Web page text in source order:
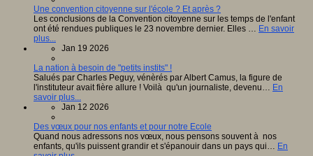
Une convention citoyenne sur l'école ? Et après ?
Les conclusions de la Convention citoyenne sur les temps de l'enfant
ont été rendues publiques le 23 novembre dernier. Elles … En savoir
plus...
Jan 19 2026
La nation à besoin de "petits instits" !
Salués par Charles Peguy, vénèrés par Albert Camus, la figure de
l'instituteur avait fière allure ! Voilà qu'un journaliste, devenu… En
savoir plus...
Jan 12 2026
Des vœux pour nos enfants et pour notre Ecole
Quand nous adressons nos vœux, nous pensons souvent à nos
enfants, qu'ils puissent grandir et s'épanouir dans un pays qui… En